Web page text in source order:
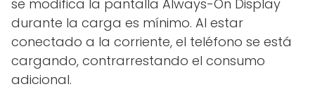
se modifica la pantalla Always-On Display
durante la carga es mínimo. Al estar
conectado a la corriente, el teléfono se está
cargando, contrarrestando el consumo
adicional.